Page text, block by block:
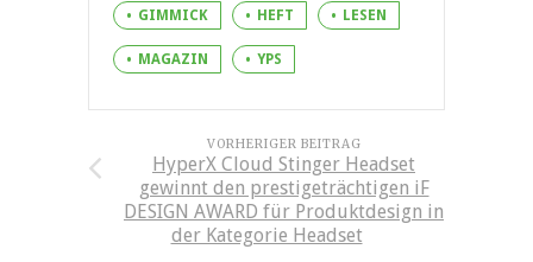
GIMMICK HEFT LESEN
MAGAZIN YPS
VORHERIGER BEITRAG
HyperX Cloud Stinger Headset
gewinnt den prestigeträchtigen iF
DESIGN AWARD für Produktdesign in
der Kategorie Headset